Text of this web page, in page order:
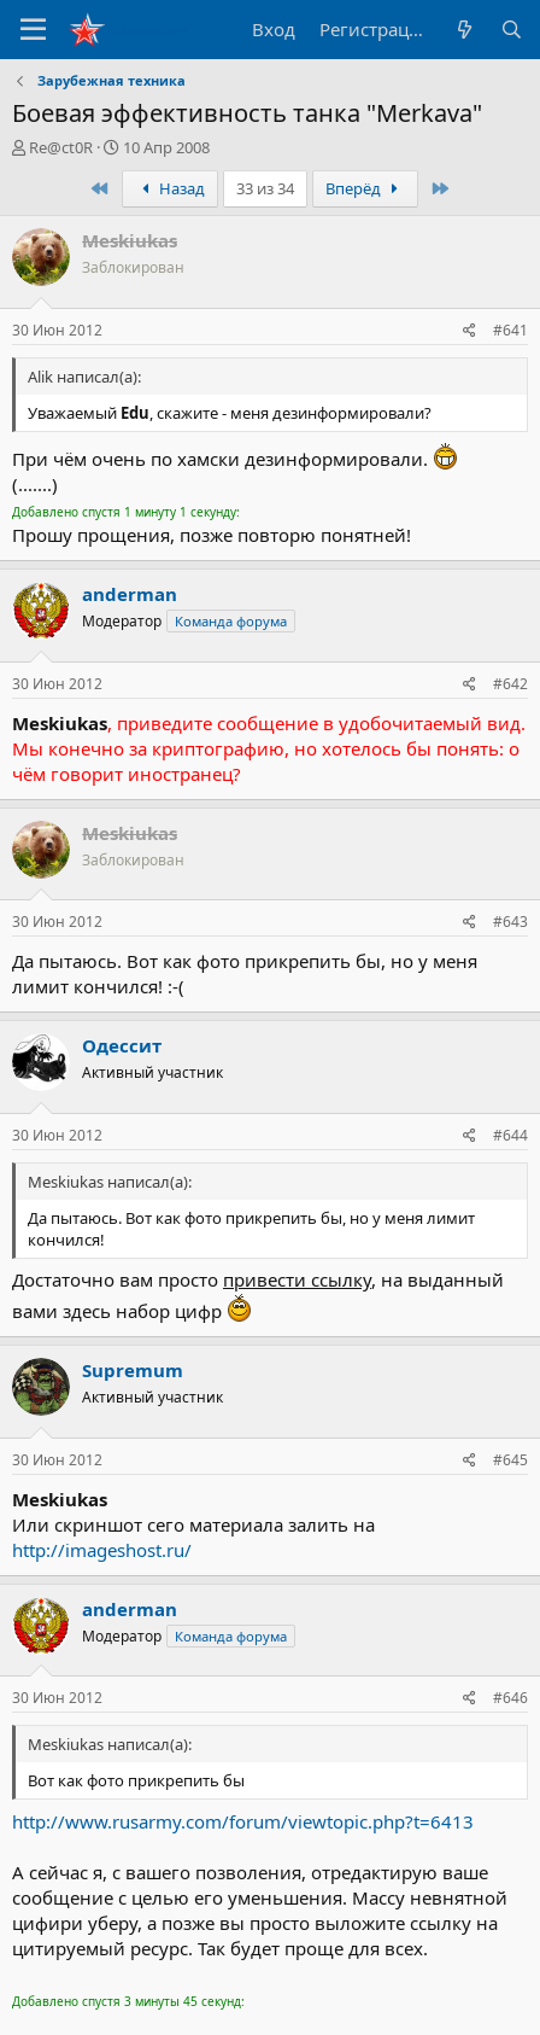
Вход Регистрация
Зарубежная техника
Боевая эффективность танка "Merkava"
А
р
т
е
м
ы
Re@ct0R
Д
а
а
н
а
ч
10 Апр 2008
ПервыйНазад 33 из 34 Вперёд
Meskiukas
Заблокирован
30 Июн 2012 #641
Alik написал(а):
Уважаемый Edu , скажите - меня дезинформировали?
При чём очень по хамски дезинформировали.
(.......)
Добавлено спустя 1 минуту 1 секунду:
Прошу прощения, позже повторю понятней!
anderman
Модератор Команда форума
30 Июн 2012 #642
Meskiukas, приведите сообщение в удобочитаемый вид.
Мы конечно за криптографию, но хотелось бы понять: о
чём говорит иностранец?
Meskiukas
Заблокирован
30 Июн 2012 #643
Да пытаюсь. Вот как фото прикрепить бы, но у меня
лимит кончился! :-(
Одессит
Активный участник
30 Июн 2012 #644
Meskiukas написал(а):
Да пытаюсь. Вот как фото прикрепить бы, но у меня лимит
кончился!
Достаточно вам просто привести ссылку, на выданный
вами здесь набор цифр
Supremum
Активный участник
30 Июн 2012 #645
Meskiukas
Или скриншот сего материала залить на
http://imageshost.ru/
anderman
Модератор Команда форума
30 Июн 2012 #646
Meskiukas написал(а):
Вот как фото прикрепить бы
http://www.rusarmy.com/forum/viewtopic.php?t=6413
А сейчас я, с вашего позволения, отредактирую ваше
сообщение с целью его уменьшения. Массу невнятной
цифири уберу, а позже вы просто выложите ссылку на
цитируемый ресурс. Так будет проще для всех.
Добавлено спустя 3 минуты 45 секунд: